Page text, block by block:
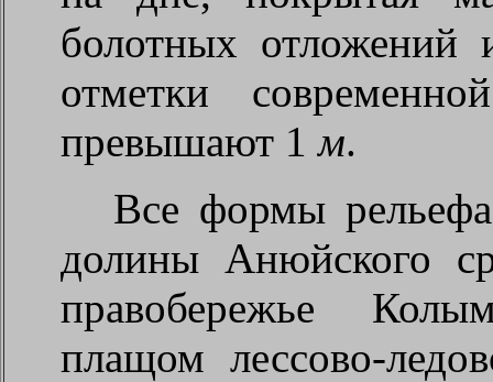
болотных
отметки
превышают 1м.
Все формы
долины Анюйского
правобережье
плащом лессово-